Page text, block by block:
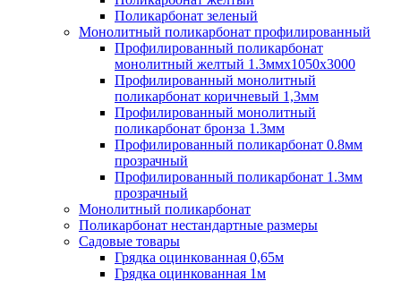
Поликарбонат зеленый
Монолитный поликарбонат профилированный
Профилированный поликарбонат
монолитный желтый 1.3ммх1050х3000
Профилированный монолитный
поликарбонат коричневый 1,3мм
Профилированный монолитный
поликарбонат бронза 1.3мм
Профилированный поликарбонат 0.8мм
прозрачный
Профилированный поликарбонат 1.3мм
прозрачный
Монолитный поликарбонат
Поликарбонат нестандартные размеры
Садовые товары
Грядка оцинкованная 0,65м
Грядка оцинкованная 1м